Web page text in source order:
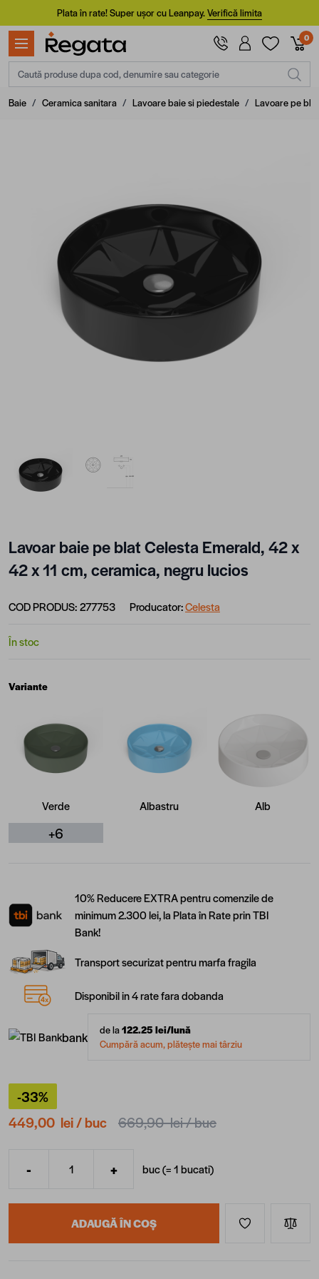
Mergi la ConținutPlata în rate! Super ușor cu Leanpay.Verifică limita
0
Caută produse dupa cod, denumire sau categorie
Baie / Ceramica sanitara / Lavoare baie si piedestale / Lavoare pe blat
Lavoar baie pe blat Celesta Emerald, 42 x
42 x 11 cm, ceramica, negru lucios
COD PRODUS:277753 Producator:Celesta
În stoc
Variante
Verde Albastru Alb
+6
10% Reducere EXTRA pentru comenzile de
minimum 2.300 lei, la Plata în Rate prin TBI
Bank!
Transport securizat pentru marfa fragila
Disponibil in 4 rate fara dobanda
bank de la122.25 lei/lună
Cumpără acum, plătește mai târziu
-33%
449,00 lei/ buc 669,90 lei/ buc
Cantitate
- + buc (=1bucati)
ADAUGĂ ÎN COȘ